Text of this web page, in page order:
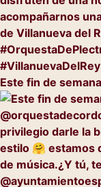
Este fin de